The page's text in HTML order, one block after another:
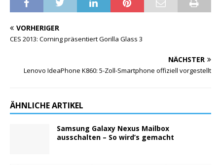
VORHERIGER
CES 2013: Corning präsentiert Gorilla Glass 3
NÄCHSTER
Lenovo IdeaPhone K860: 5-Zoll-Smartphone offiziell vorgestellt
ÄHNLICHE ARTIKEL
Samsung Galaxy Nexus Mailbox
ausschalten – So wird’s gemacht